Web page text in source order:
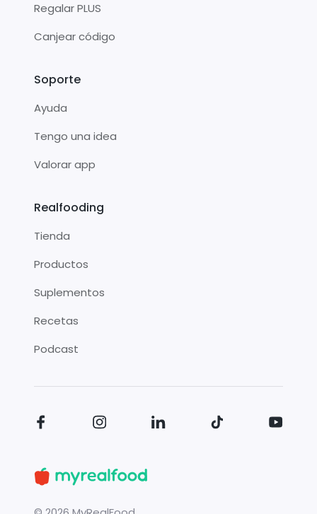
Regalar PLUS
Canjear código
Soporte
Ayuda
Tengo una idea
Valorar app
Realfooding
Tienda
Productos
Suplementos
Recetas
Podcast